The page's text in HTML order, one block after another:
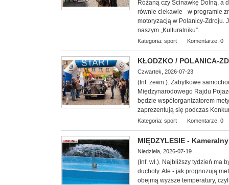
Różaną czy Ścinawkę Dolną, a
równie ciekawie - w programie
motoryzacją w Polanicy-Zdroju.
naszym „Kulturalniku”.
Kategoria: sport Komentarze: 0
KŁODZKO / POLANICA-
Czwartek, 2026-07-23
(Inf. zewn.). Zabytkowe
Międzynarodowego Rajdu
będzie współorganizatorem
zaprezentują się podczas
Kategoria: sport Komentarze: 0
MIĘDZYLESIE -
Niedziela, 2026-07-19
(Inf. wł.). Najbliższy tydzień ma
duchoty. Ale - jak prognozują
obejmą wyższe temperatury,